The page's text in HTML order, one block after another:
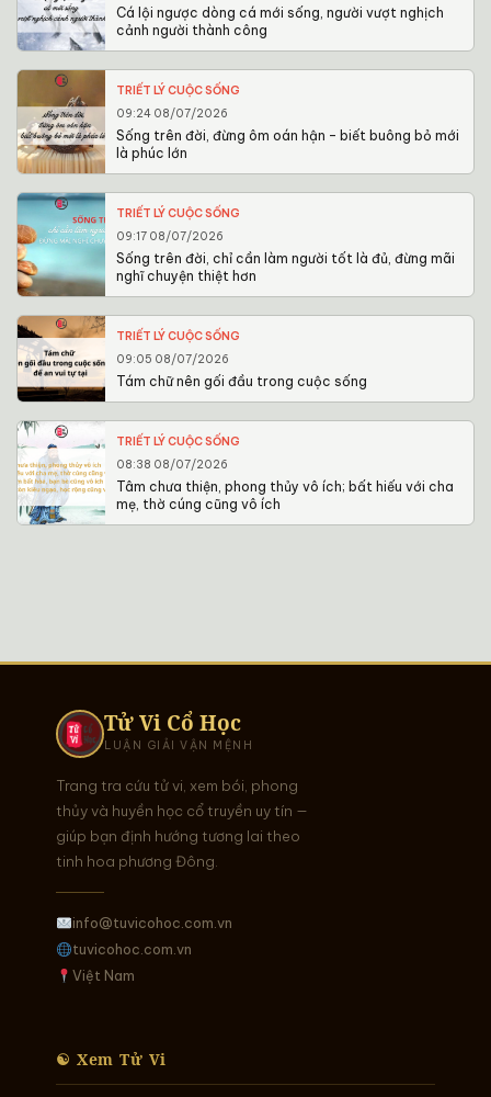
Cá lội ngược dòng cá mới sống, người vượt nghịch
cảnh người thành công
TRIẾT LÝ CUỘC SỐNG
09:24 08/07/2026
Sống trên đời, đừng ôm oán hận – biết buông bỏ mới
là phúc lớn
TRIẾT LÝ CUỘC SỐNG
09:17 08/07/2026
Sống trên đời, chỉ cần làm người tốt là đủ, đừng mãi
nghĩ chuyện thiệt hơn
TRIẾT LÝ CUỘC SỐNG
09:05 08/07/2026
Tám chữ nên gối đầu trong cuộc sống
TRIẾT LÝ CUỘC SỐNG
08:38 08/07/2026
Tâm chưa thiện, phong thủy vô ích; bất hiếu với cha
mẹ, thờ cúng cũng vô ích
Tử Vi Cổ Học
LUẬN GIẢI VẬN MỆNH
Trang tra cứu tử vi, xem bói, phong
thủy và huyền học cổ truyền uy tín —
giúp bạn định hướng tương lai theo
tinh hoa phương Đông.
info@tuvicohoc.com.vn
tuvicohoc.com.vn
Việt Nam
☯ Xem Tử Vi